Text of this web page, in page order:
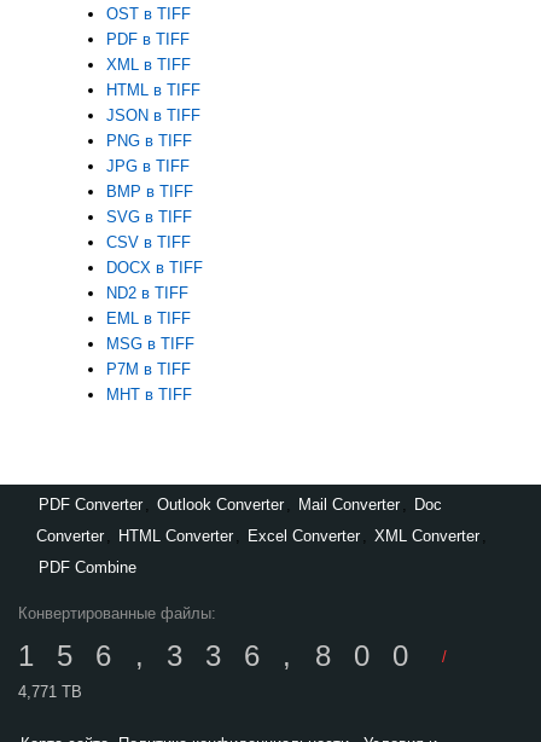
OST в TIFF
PDF в TIFF
XML в TIFF
HTML в TIFF
JSON в TIFF
PNG в TIFF
JPG в TIFF
BMP в TIFF
SVG в TIFF
CSV в TIFF
DOCX в TIFF
ND2 в TIFF
EML в TIFF
MSG в TIFF
P7M в TIFF
MHT в TIFF
PDF Converter Outlook Converter Mail Converter
Doc
Converter
HTML Converter Excel Converter XML Converter
PDF Combine
Конвертированные файлы:
156,336,800
/
4,771 TB